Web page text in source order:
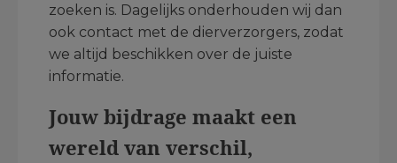
zoeken is. Dagelijks onderhouden wij dan
ook contact met de dierverzorgers, zodat
we altijd beschikken over de juiste
informatie.
Jouw bijdrage maakt een
wereld van verschil,